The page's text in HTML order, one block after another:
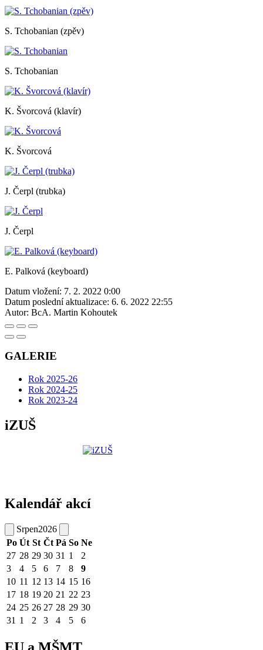
S. Tchobanian (zpěv)
S. Tchobanian
K. Švorcová (klavír)
K. Švorcová
J. Čerpl (trubka)
J. Čerpl
E. Palková (keyboard)
Datum vložení: 7. 2. 2022 0:00
Datum poslední aktualizace: 6. 6. 2022 22:55
Autor: BcA. Martin Kohoutek
GALERIE
Rok 2025-26
Rok 2024-25
Rok 2023-24
iZUŠ
Kalendář akcí
Srpen2026
Po Út St Čt Pá So Ne
27 28 29 30 31 1
2
3
4 5 6 7 8
9
10 11 12 13 14 15 16
17 18 19 20 21 22 23
24 25 26 27 28 29 30
31 1 2 3 4 5 6
EU a MŠMT